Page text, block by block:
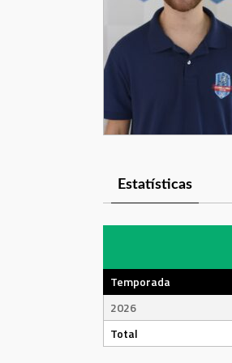
Estatísticas
Temporada
2026
Total